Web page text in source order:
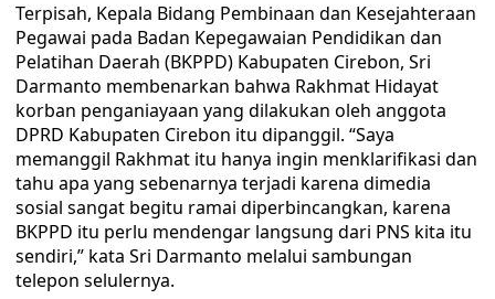
Terpisah, Kepala Bidang Pembinaan dan Kesejahteraan
Pegawai pada Badan Kepegawaian Pendidikan dan
Pelatihan Daerah (BKPPD) Kabupaten Cirebon, Sri
Darmanto membenarkan bahwa Rakhmat Hidayat
korban penganiayaan yang dilakukan oleh anggota
DPRD Kabupaten Cirebon itu dipanggil. “Saya
memanggil Rakhmat itu hanya ingin menklarifikasi dan
tahu apa yang sebenarnya terjadi karena dimedia
sosial sangat begitu ramai diperbincangkan, karena
BKPPD itu perlu mendengar langsung dari PNS kita itu
sendiri,” kata Sri Darmanto melalui sambungan
telepon selulernya.